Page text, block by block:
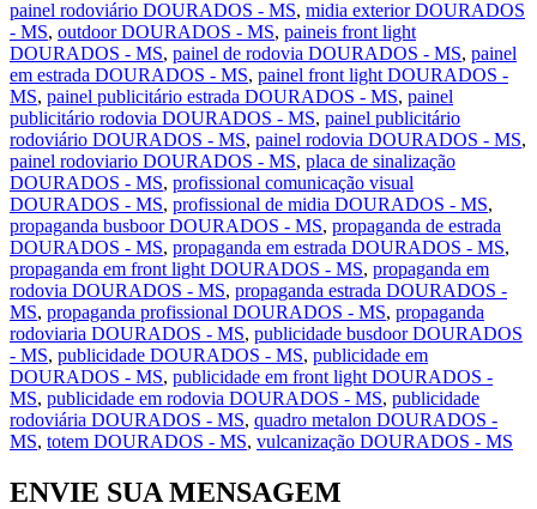
painel rodoviário DOURADOS - MS, midia exterior DOURADOS
- MS, outdoor DOURADOS - MS, paineis front light
DOURADOS - MS, painel de rodovia DOURADOS - MS, painel
em estrada DOURADOS - MS, painel front light DOURADOS -
MS, painel publicitário estrada DOURADOS - MS, painel
publicitário rodovia DOURADOS - MS, painel publicitário
rodoviário DOURADOS - MS, painel rodovia DOURADOS - MS,
painel rodoviario DOURADOS - MS, placa de sinalização
DOURADOS - MS, profissional comunicação visual
DOURADOS - MS, profissional de midia DOURADOS - MS,
propaganda busboor DOURADOS - MS, propaganda de estrada
DOURADOS - MS, propaganda em estrada DOURADOS - MS,
propaganda em front light DOURADOS - MS, propaganda em
rodovia DOURADOS - MS, propaganda estrada DOURADOS -
MS, propaganda profissional DOURADOS - MS, propaganda
rodoviaria DOURADOS - MS, publicidade busdoor DOURADOS
- MS, publicidade DOURADOS - MS, publicidade em
DOURADOS - MS, publicidade em front light DOURADOS -
MS, publicidade em rodovia DOURADOS - MS, publicidade
rodoviária DOURADOS - MS, quadro metalon DOURADOS -
MS, totem DOURADOS - MS, vulcanização DOURADOS - MS
ENVIE SUA MENSAGEM